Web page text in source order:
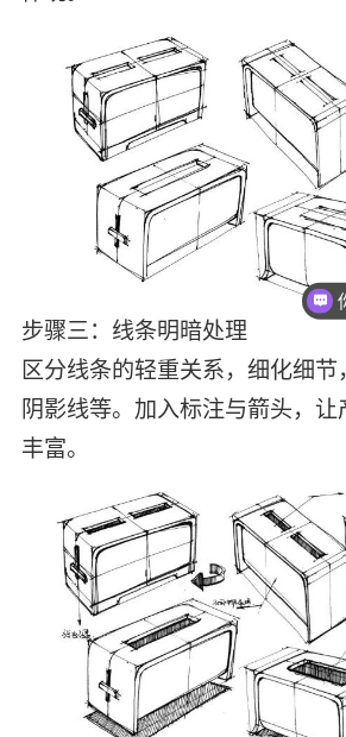
步骤三：线条明暗处理
区分线条的轻重关系，细化细
阴影线等。加入标注与箭头，
丰富。